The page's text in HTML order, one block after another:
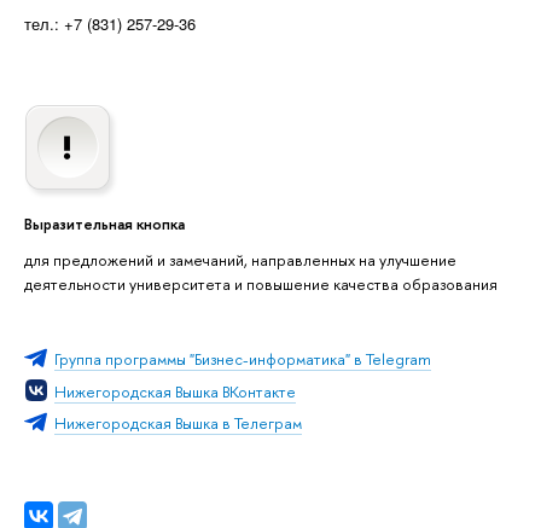
тел.: +7 (831) 257-29-36
Выразительная кнопка
для предложений и замечаний, направленных на улучшение
деятельности университета и повышение качества образования
Группа программы "Бизнес-информатика" в Telegram
Нижегородская Вышка ВКонтакте
Нижегородская Вышка в Телеграм